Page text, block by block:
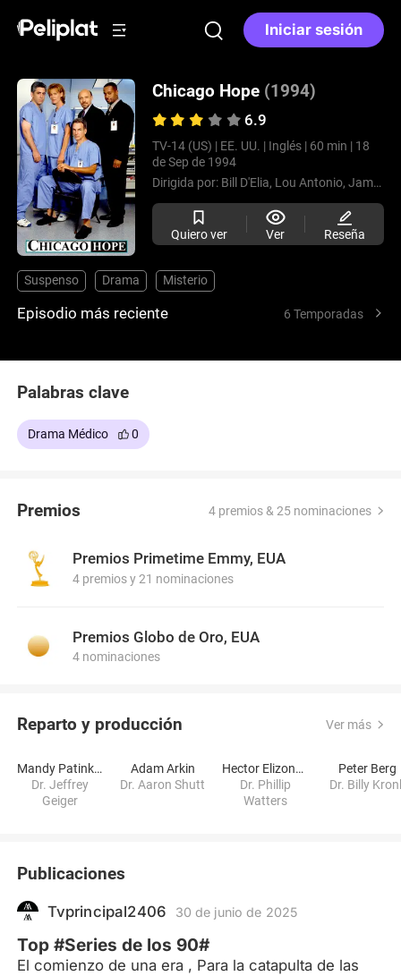
Iniciar sesión
Chicago Hope (1994)
6.9
TV-14 (US) | EE. UU. | Inglés | 60 min | 18
de Sep de 1994
Dirigida por: Bill D'Elia, Lou Antonio, James C. Hart,
Quiero ver Ver Reseña
Suspenso Drama Misterio
Episodio más reciente 6 Temporadas
Palabras clave
Drama Médico 0
Premios 4 premios & 25 nominaciones
Premios Primetime Emmy, EUA
4 premios y 21 nominaciones
Premios Globo de Oro, EUA
4 nominaciones
Reparto y producción Ver más
Mandy Patinkin
Dr. Jeffrey
Geiger
Adam Arkin
Dr. Aaron Shutt
Hector Elizondo
Dr. Phillip
Watters
Peter Berg
Dr. Billy
Publicaciones
Tvprincipal2406 30 de junio de 2025
Top #Series de los 90#
El comienzo de una era , Para la catapulta de las